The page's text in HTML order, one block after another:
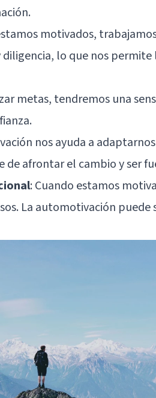
motivados,
lo que nos permite
metas, tendremos una
nos ayuda a
de afrontar el cambio y ser
: Cuando estamos
La automotivación puede